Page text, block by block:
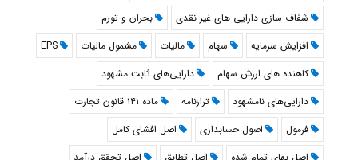
شفاف سازی دارایی های غیر نقدی
بحران و تورم
افزایش سرمایه
سهام مالیات مشمول مالیات
EPS
کاهنده های ارزش سهام
دارایی‌های ثابت مشهود
دارایی‌های نامشهود
ترازنامه
ماده ۱۴۱ قانون تجارت
فرمول
اصول حسابداری
اصل افشای کامل